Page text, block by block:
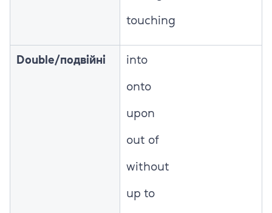
touching
Double/подвійні into
onto
upon
out of
without
up to